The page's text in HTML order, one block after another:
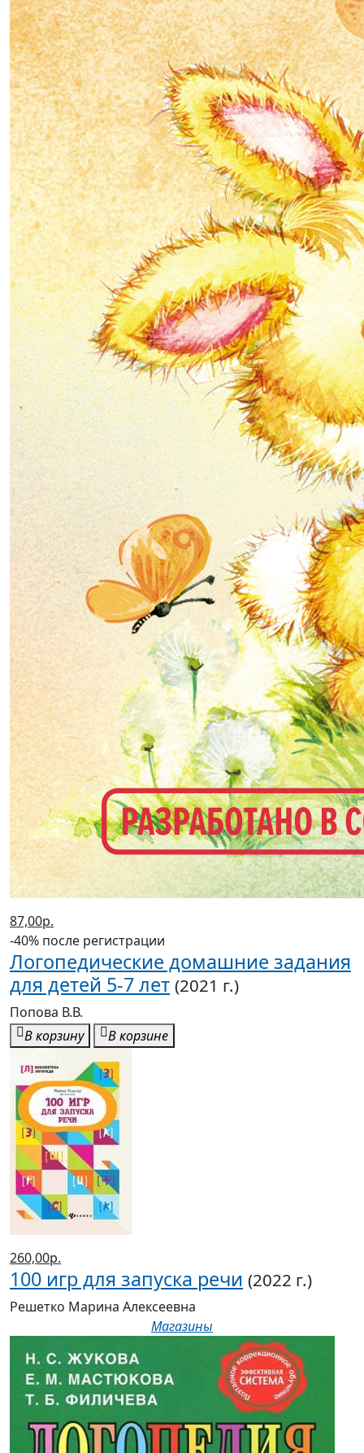
87,00р.
-40% после регистрации
Логопедические домашние задания
для детей 5-7 лет (2021 г.)
Попова В.В.
В корзину
В корзине
260,00р.
100 игр для запуска речи (2022 г.)
Решетко Марина Алексеевна
Магазины